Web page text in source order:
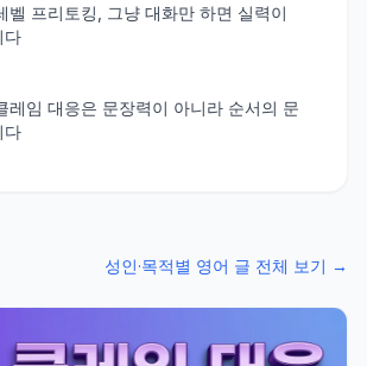
벨 프리토킹, 그냥 대화만 하면 실력이
다
레임 대응은 문장력이 아니라 순서의 문
다
성인·목적별 영어 글 전체 보기 →